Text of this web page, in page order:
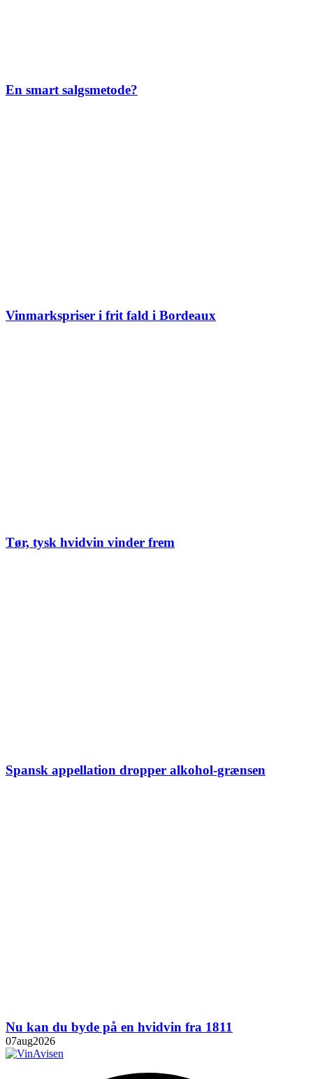
En smart salgsmetode?
Vinmarkspriser i frit fald i Bordeaux
Tør, tysk hvidvin vinder frem
Spansk appellation dropper alkohol-grænsen
Nu kan du byde på en hvidvin fra 1811
07aug2026